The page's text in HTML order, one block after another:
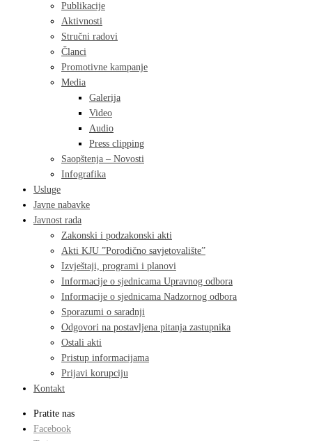
Publikacije
Aktivnosti
Stručni radovi
Članci
Promotivne kampanje
Media
Galerija
Video
Audio
Press clipping
Saopštenja – Novosti
Infografika
Usluge
Javne nabavke
Javnost rada
Zakonski i podzakonski akti
Akti KJU ”Porodično savjetovalište”
Izvještaji, programi i planovi
Informacije o sjednicama Upravnog odbora
Informacije o sjednicama Nadzornog odbora
Sporazumi o saradnji
Odgovori na postavljena pitanja zastupnika
Ostali akti
Pristup informacijama
Prijavi korupciju
Kontakt
Pratite nas
Facebook